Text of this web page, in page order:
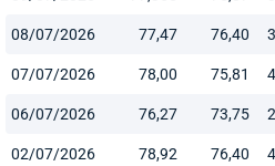
08/07/2026 77,47 76,40
07/07/2026 78,00 75,81
06/07/2026 76,27 73,75
02/07/2026 78,92 76,40